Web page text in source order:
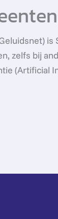
zelfs bij
(Artificial